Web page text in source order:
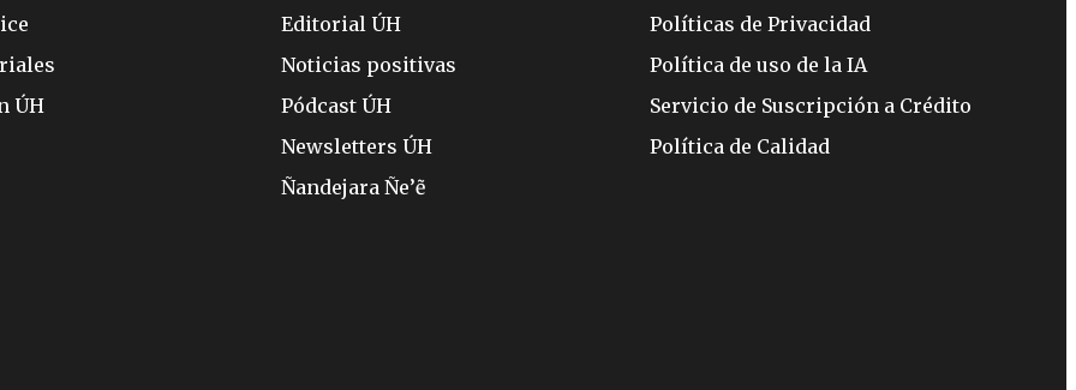
ÚH
Editorial ÚH
Noticias positivas
Pódcast ÚH
Newsletters ÚH
Ñandejara Ñe’ẽ
Políticas de Privacidad
Política de uso de la IA
Servicio de Suscripción a Crédito
Política de Calidad